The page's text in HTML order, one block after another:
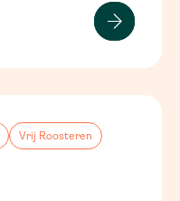
Vrij Roosteren